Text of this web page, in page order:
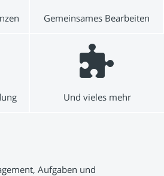
Gemeinsames Bearbeiten
Und vieles mehr
Aufgaben und